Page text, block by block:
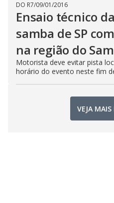
DO R7/09/01/2016
Ensaio técnico
samba de SP
na região do
Motorista deve evitar pista
horário do evento neste fim
VEJA